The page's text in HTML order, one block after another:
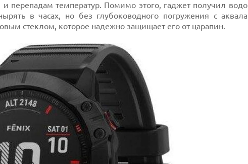
перепадам температур. Помимо этого, гаджет получил
в часах, но без глубоководного погружения с
стеклом, которое надежно защищает его от царапин.